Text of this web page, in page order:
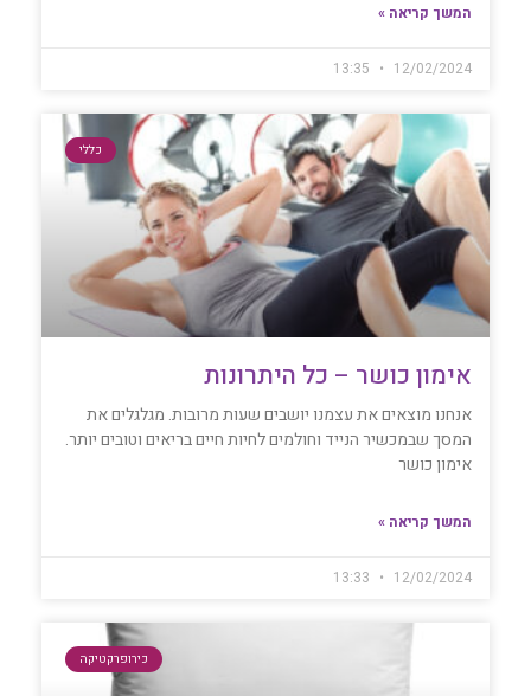
המשך קריאה »
12/02/2024
כללי
אימון כושר – כל היתרונות
אנחנו מוצאים את עצמנו יושבים שעות מרובות. מגלגלים את
המסך שבמכשיר הנייד וחולמים לחיות חיים בריאים וטובים יותר.
אימון כושר
המשך קריאה »
12/02/2024
כירופרקטיקה